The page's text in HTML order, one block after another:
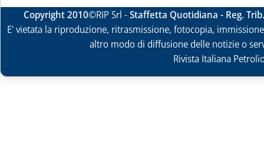
Copyright 2010©RIP Srl -Staffetta Quotidiana - Reg.
E' vietata la riproduzione, ritrasmissione, fotocopia,
altro modo di diffusione delle notizie o
Rivista Italiana